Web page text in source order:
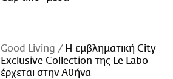
Good Living
Η εμβληματική City
Exclusive Collection της Le Labo
έρχεται στην Αθήνα